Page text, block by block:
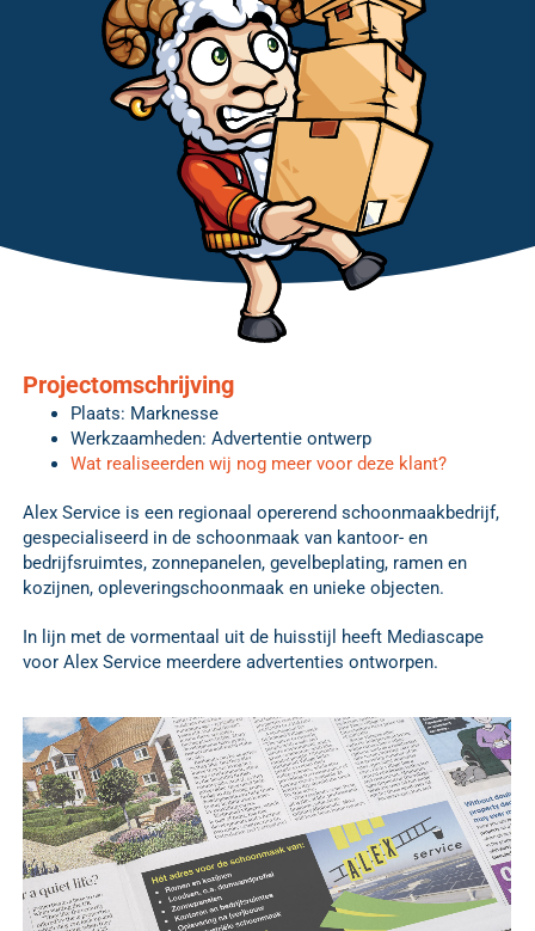
Projectomschrijving
Plaats: Marknesse
Werkzaamheden: Advertentie ontwerp
Wat realiseerden wij nog meer voor deze klant?
Alex Service is een regionaal opererend schoonmaakbedrijf,
gespecialiseerd in de schoonmaak van kantoor- en
bedrijfsruimtes, zonnepanelen, gevelbeplating, ramen en
kozijnen, opleveringschoonmaak en unieke objecten.
In lijn met de vormentaal uit de huisstijl heeft Mediascape
voor Alex Service meerdere advertenties ontworpen.